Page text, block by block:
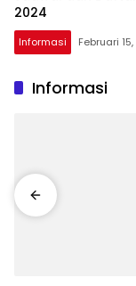
2024
Informasi Februari
Informasi